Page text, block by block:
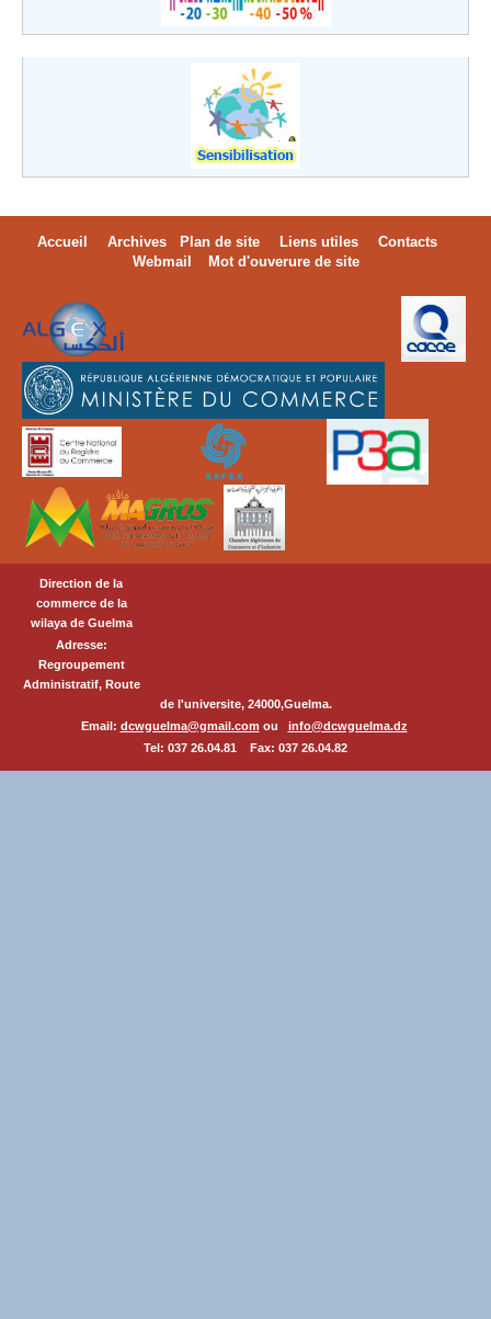
Accueil Archives Plan de site Liens utiles
Contacts
Webmail
Mot d'ouverure de site
Direction de la
commerce de la
wilaya de Guelma
Adresse:
Regroupement
Administratif, Route
de l'universite, 24000,Guelma.
Email: dcwguelma@gmail.com ou info@dcwguelma.dz
Tel: 037 26.04.81 Fax: 037 26.04.82